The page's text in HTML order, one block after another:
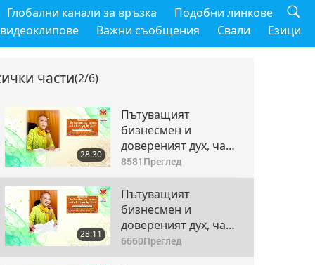
Глобални канали за връзка
Подобни линкове
Важни съобщения Свали Езици
части(2/6)
28:30
Пътуващият
бизнесмен и
довереният дух, част
1 от 6
8581 Преглед
28:11
Пътуващият
бизнесмен и
довереният дух, част
2 от 6
6660Преглед